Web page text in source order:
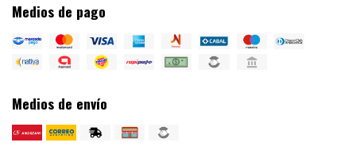
Medios de pago
Medios de envío